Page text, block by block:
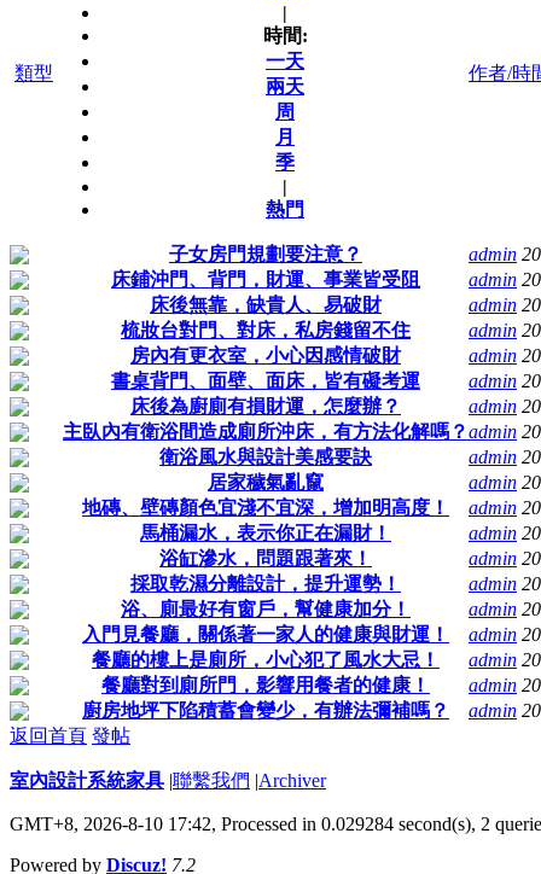
類型
|
時間:
一天
兩天
周
月
季
|
熱門
作者/時
子女房門規劃要注意？ admin
床鋪沖門、背門，財運、事業皆受阻
admin
床後無靠，缺貴人、易破財
admin
梳妝台對門、對床，私房錢留不住
admin
房內有更衣室，小心因感情破財
admin
書桌背門、面壁、面床，皆有礙考運
admin
床後為廚廁有損財運，怎麼辦？
admin
主臥內有衛浴間造成廁所沖床，有方法化解嗎？admin
衛浴風水與設計美感要訣
admin
居家穢氣亂竄
admin
地磚、壁磚顏色宜淺不宜深，增加明高度！
admin
馬桶漏水，表示你正在漏財！
admin
浴缸滲水，問題跟著來！
admin
採取乾濕分離設計，提升運勢！
admin
浴、廁最好有窗戶，幫健康加分！
admin
入門見餐廳，關係著一家人的健康與財運！
admin
餐廳的樓上是廁所，小心犯了風水大忌！
admin
餐廳對到廁所門，影響用餐者的健康！
admin
廚房地坪下陷積蓄會變少，有辦法彌補嗎？
admin
返回首頁 發帖
室內設計系統家具 |聯繫我們 |Archiver
GMT+8, 2026-8-10 17:42, Processed in 0.029284 second(s), 2
Powered by Discuz! 7.2